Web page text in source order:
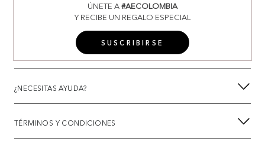
ÚNETE A#AECOLOMBIA
Y RECIBE UN REGALO ESPECIAL
SUSCRIBIRSE
¿NECESITAS AYUDA?
TÉRMINOS Y CONDICIONES